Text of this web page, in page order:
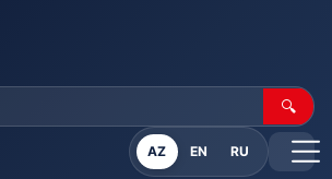
🔍
AZ EN RU